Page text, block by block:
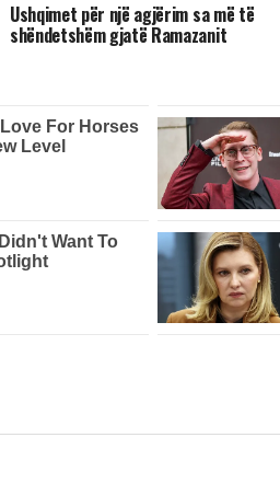
Ushqimet për një agjërim sa më të
shëndetshëm gjatë Ramazanit